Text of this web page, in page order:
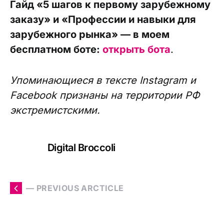
Гайд «5 шагов к первому зарубежному
заказу» и «Профессии и навыки для
зарубежного рынка» — в моем
бесплатном боте: открыть бота.
Упоминающиеся в тексте Instagram и
Facebook признаны на территории РФ
экстремистскими.
Digital Broccoli
— PREVIOUS ARCTICLE